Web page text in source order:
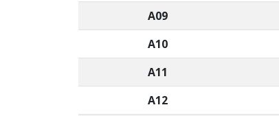
A09
A10
A11
A12